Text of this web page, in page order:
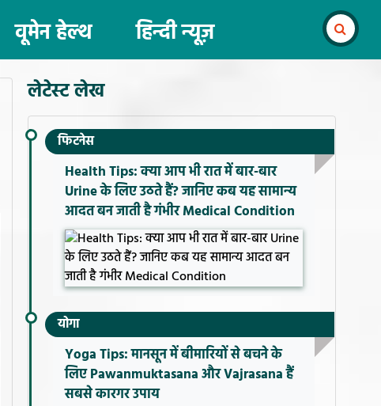
वूमेन हेल्थ हिन्दी न्यूज़
लेटेस्ट लेख
फिटनेस
Health Tips: क्या आप भी रात में बार-बार
Urine के लिए उठते हैं? जानिए कब यह सामान्य
आदत बन जाती है गंभीर Medical Condition
योगा
Yoga Tips: मानसून में बीमारियों से बचने के
लिए Pawanmuktasana और Vajrasana हैं
सबसे कारगर उपाय